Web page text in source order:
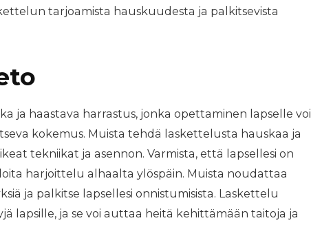
tarjoamista hauskuudesta ja palkitsevista
ja haastava harrastus, jonka opettaminen lapselle voi
kokemus. Muista tehdä laskettelusta hauskaa ja
tekniikat ja asennon. Varmista, että lapsellesi on
harjoittelu alhaalta ylöspäin. Muista noudattaa
ja palkitse lapsellesi onnistumisista. Laskettelu
lapsille, ja se voi auttaa heitä kehittämään taitoja ja